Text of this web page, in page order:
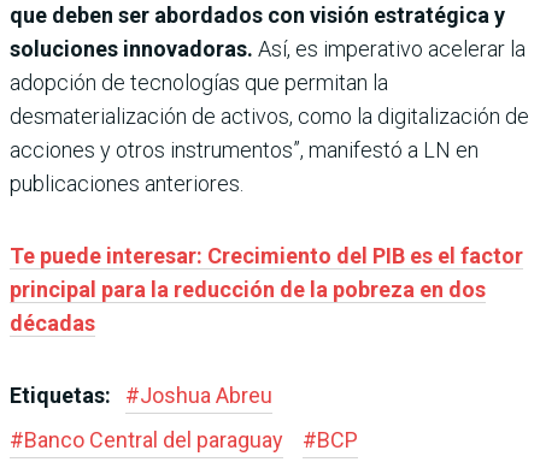
que deben ser abordados con visión estratégica y
soluciones innovadoras. Así, es imperativo acelerar la
adopción de tecnologías que permitan la
desmaterialización de activos, como la digitalización de
acciones y otros instrumentos”, manifestó a LN en
publicaciones anteriores.
Te puede interesar: Crecimiento del PIB es el factor
principal para la reducción de la pobreza en dos
décadas
Etiquetas: #Joshua Abreu
#Banco Central del paraguay #BCP